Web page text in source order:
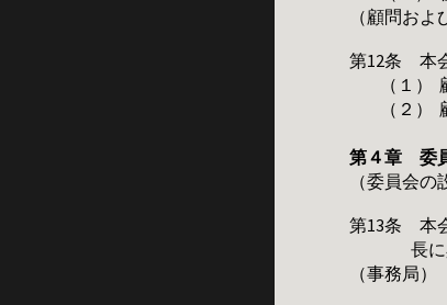
（顧問およ
第12条 本
（１）
（２）
第４章 委
（委員会の
第13条 本
長
（事務局）